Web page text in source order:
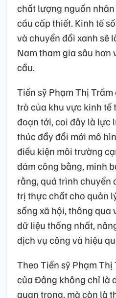
chất lượng nguồn
cầu cấp thiết. Kinh tế
và chuyển đổi xanh sẽ
Nam tham gia sâu
cầu.
Tiến sỹ Phạm Thị
trò của khu vực kinh tế
đoạn tới, coi đây là lực
thúc đẩy đổi mới mô
điều kiện môi trường
đảm công bằng, minh
rằng, quá trình chuyển
trị thực chất cho quản
sống xã hội, thông qua
dữ liệu thống nhất,
dịch vụ công và hiệu
Theo Tiến sỹ Phạm
của Đảng không chỉ là
quan trọng, mà còn là